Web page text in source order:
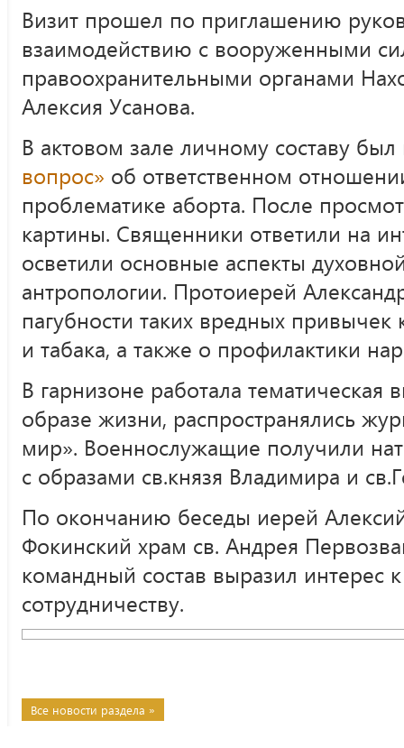
Визит прошел по приглашению
взаимодействию с вооруженными
правоохранительными органами
Алексия Усанова.
В актовом зале личному составу
вопрос» об ответственном
проблематике аборта. После
картины. Священники ответили на
осветили основные аспекты
антропологии. Протоиерей
пагубности таких вредных привычек
и табака, а также о профилактики
В гарнизоне работала тематическая
образе жизни, распространялись
мир». Военнослужащие получили
с образами св.князя Владимира и
По окончанию беседы иерей
Фокинский храм св. Андрея
командный состав выразил интерес
сотрудничеству.
Все новости раздела »